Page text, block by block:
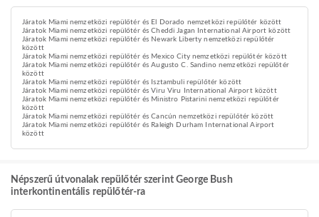
Járatok Miami nemzetközi repülőtér és El Dorado nemzetközi repülőtér között
Járatok Miami nemzetközi repülőtér és Cheddi Jagan International Airport között
Járatok Miami nemzetközi repülőtér és Newark Liberty nemzetközi repülőtér
között
Járatok Miami nemzetközi repülőtér és Mexico City nemzetközi repülőtér között
Járatok Miami nemzetközi repülőtér és Augusto C. Sandino nemzetközi repülőtér
között
Járatok Miami nemzetközi repülőtér és Isztambuli repülőtér között
Járatok Miami nemzetközi repülőtér és Viru Viru International Airport között
Járatok Miami nemzetközi repülőtér és Ministro Pistarini nemzetközi repülőtér
között
Járatok Miami nemzetközi repülőtér és Cancún nemzetközi repülőtér között
Járatok Miami nemzetközi repülőtér és Raleigh Durham International Airport
között
Népszerű útvonalak repülőtér szerint George Bush
interkontinentális repülőtér-ra